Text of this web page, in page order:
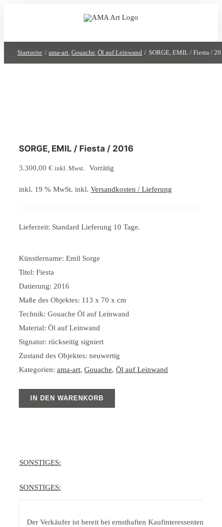
Startseite ama-art Gouache Öl auf Leinwand SORGE, EMIL / Fiesta /
SORGE, EMIL / Fiesta / 2016
3.300,00 € inkl. Mwst. Vorrätig
inkl. 19 % MwSt. inkl. Versandkosten / Lieferung
Lieferzeit: Standard Lieferung 10 Tage.
Künstlername: Emil Sorge
Titel: Fiesta
Datierung: 2016
Maße des Objektes: 113 x 70 x cm
Technik: Gouache Öl auf Leinwand
Material: Öl auf Leinwand
Signatur: rückseitig signiert
Zustand des Objektes: neuwertig
Kategorien: ama-art, Gouache, Öl auf Leinwand
IN DEN WARENKORB
SONSTIGES:
SONSTIGES:
Der Verkäufer ist bereit bei ernsthaften Kaufinteressenten